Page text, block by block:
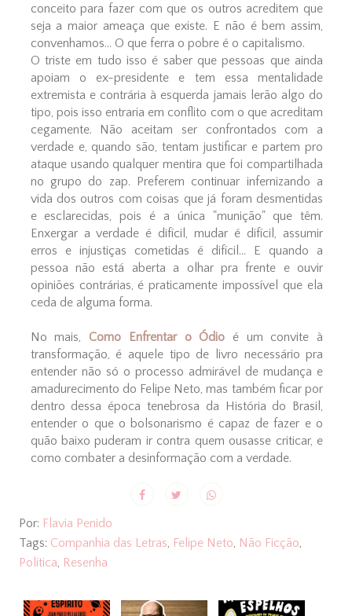
conceito para fazer com que os outros acreditem que
seja a maior ameaça que existe. E não é bem assim,
convenhamos... O que ferra o pobre é o capitalismo.
O triste em tudo isso é saber que pessoas que ainda
apoiam o ex-presidente e tem essa mentalidade
extremista e contrária à esquerda jamais lerão algo do
tipo, pois isso entraria em conflito com o que acreditam
cegamente. Não aceitam ser confrontados com a
verdade e, quando são, tentam justificar e partem pro
ataque usando qualquer mentira que foi compartilhada
no grupo do zap. Preferem continuar infernizando a
vida dos outros com coisas que já foram desmentidas
e esclarecidas, pois é a única "munição" que têm.
Enxergar a verdade é difícil, mudar é difícil, assumir
erros e injustiças cometidas é difícil... E quando a
pessoa não está aberta a olhar pra frente e ouvir
opiniões contrárias, é praticamente impossível que ela
ceda de alguma forma.
No mais, Como Enfrentar o Ódio é um convite à
transformação, é aquele tipo de livro necessário pra
entender não só o processo admirável de mudança e
amadurecimento do Felipe Neto, mas também ficar por
dentro dessa época tenebrosa da História do Brasil,
entender o que o bolsonarismo é capaz de fazer e o
quão baixo puderam ir contra quem ousasse criticar, e
como combater a desinformação com a verdade.
Por: Flavia Penido
Tags: Companhia das Letras, Felipe Neto, Não Ficção,
Política, Resenha